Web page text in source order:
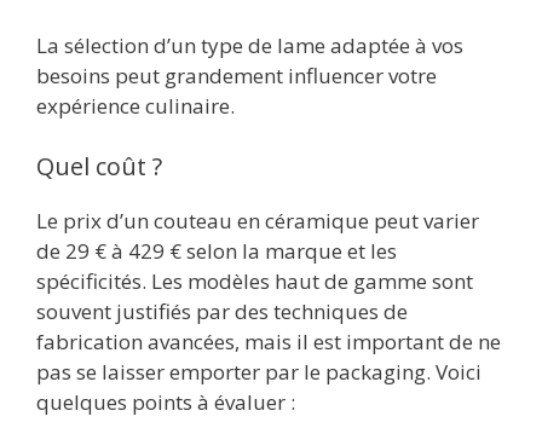
La sélection d’un type de lame adaptée à vos
besoins peut grandement influencer votre
expérience culinaire.
Quel coût ?
Le prix d’un couteau en céramique peut varier
de 29 € à 429 € selon la marque et les
spécificités. Les modèles haut de gamme sont
souvent justifiés par des techniques de
fabrication avancées, mais il est important de ne
pas se laisser emporter par le packaging. Voici
quelques points à évaluer :